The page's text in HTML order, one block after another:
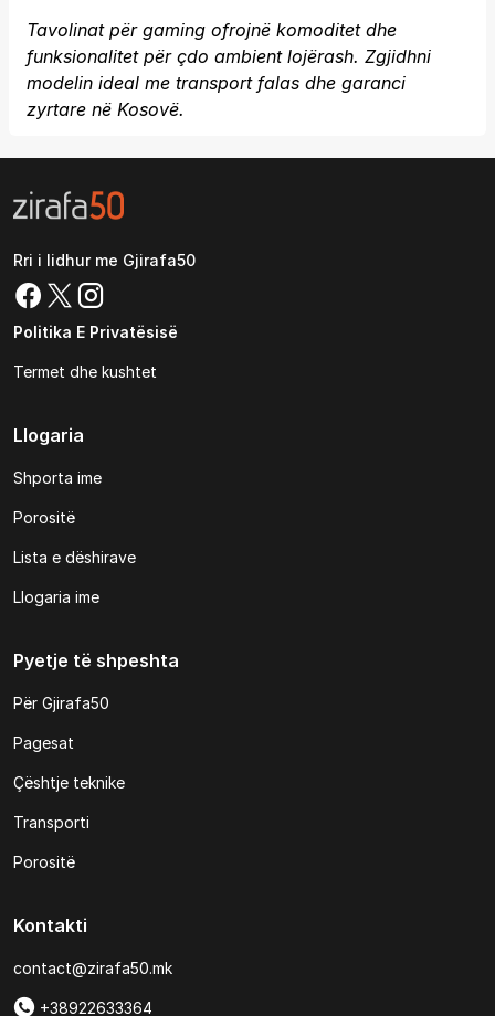
Tavolinat për gaming ofrojnë komoditet dhe
funksionalitet për çdo ambient lojërash. Zgjidhni
modelin ideal me transport falas dhe garanci
zyrtare në Kosovë.
Rri i lidhur me Gjirafa50
Politika E Privatësisë
Termet dhe kushtet
Llogaria
Shporta ime
Porositë
Lista e dëshirave
Llogaria ime
Pyetje të shpeshta
Për Gjirafa50
Pagesat
Çështje teknike
Transporti
Porositë
Kontakti
contact@zirafa50.mk
+38922633364